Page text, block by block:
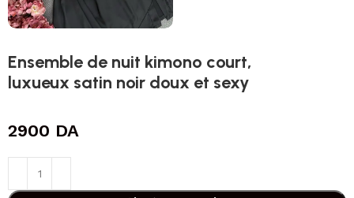
Ensemble de nuit kimono court,
luxueux satin noir doux et sexy
2900 DA